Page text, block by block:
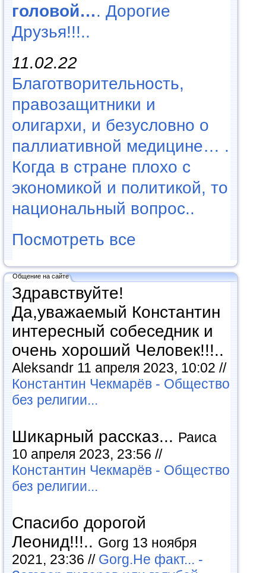
головой…. Дорогие
Друзья!!!..
11.02.22
Благотворительность,
правозащитники и
олигархи, и безусловно о
паллиативной медицине… .
Когда в стране плохо с
экономикой и политикой, то
национальный вопрос..
Посмотреть все
Общение на сайте
Здравствуйте!
Да,уважаемый Константин
интересный собеседник и
очень хороший Человек!!!..
Aleksandr 11 апреля 2023, 10:02 //
Константин Чекмарёв - Общество
без религии...
Шикарный рассказ... Раиса
10 апреля 2023, 23:56 //
Константин Чекмарёв - Общество
без религии...
Спасибо дорогой
Леонид!!!.. Gorg 13 ноября
2021, 23:36 // Gorg.Не факт... -